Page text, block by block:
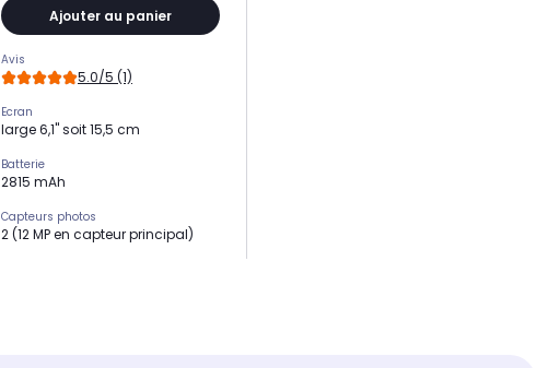
Ajouter au panier
Avis
5.0/5 (1)
Ecran
large 6,1" soit 15,5 cm
Batterie
2815 mAh
Capteurs photos
2 (12 MP en capteur principal)